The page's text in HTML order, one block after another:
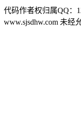
代码作者权归属QQ：
www.sjsdhw.com 未经